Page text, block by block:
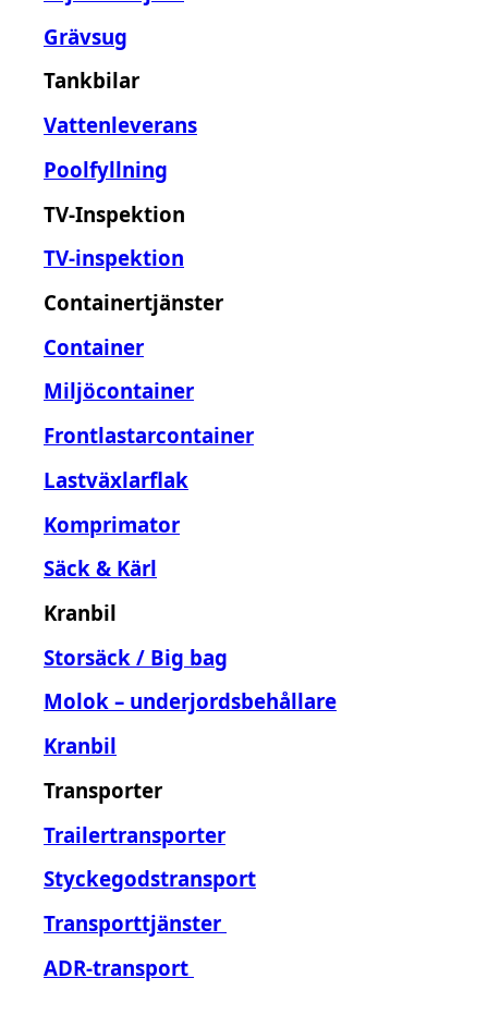
Grävsug
Tankbilar
Vattenleverans
Poolfyllning
TV-Inspektion
TV-inspektion
Containertjänster
Container
Miljöcontainer
Frontlastarcontainer
Lastväxlarflak
Komprimator
Säck & Kärl
Kranbil
Storsäck / Big bag
Molok – underjordsbehållare
Kranbil
Transporter
Trailertransporter
Styckegodstransport
Transporttjänster
ADR-transport